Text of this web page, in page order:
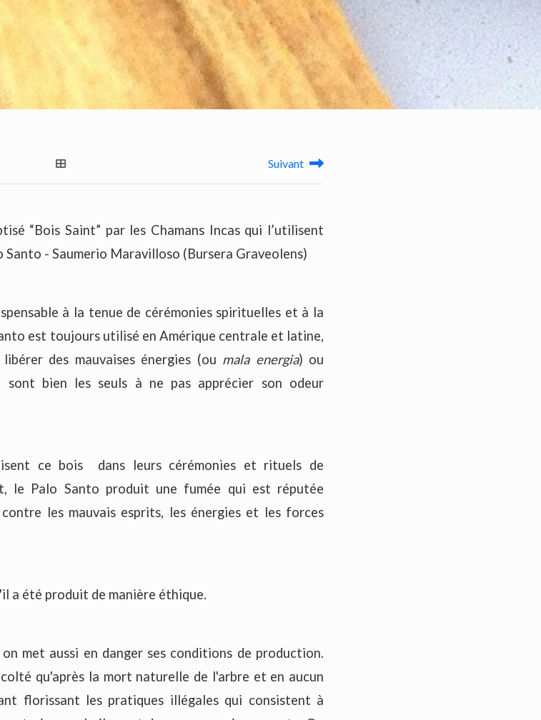
Suivant
“Bois Saint” par les Chamans Incas qui l’utilisent
Santo - Saumerio Maravilloso (Bursera Graveolens)
à la tenue de cérémonies spirituelles et à la
est toujours utilisé en Amérique centrale et latine,
des mauvaises énergies (ou mala energia) ou
bien les seuls à ne pas apprécier son odeur
ce bois dans leurs cérémonies et rituels de
le Palo Santo produit une fumée qui est réputée
les mauvais esprits, les énergies et les forces
a été produit de manière éthique.
met aussi en danger ses conditions de production.
qu'après la mort naturelle de l'arbre et en aucun
florissant les pratiques illégales qui consistent à